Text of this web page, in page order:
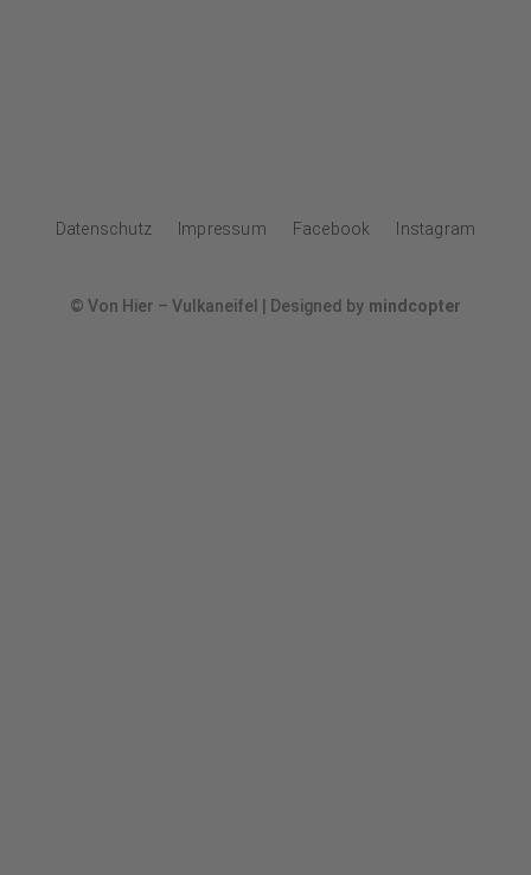
Datenschutz Impressum Facebook Instagram
© Von Hier – Vulkaneifel | Designed by mindcopter